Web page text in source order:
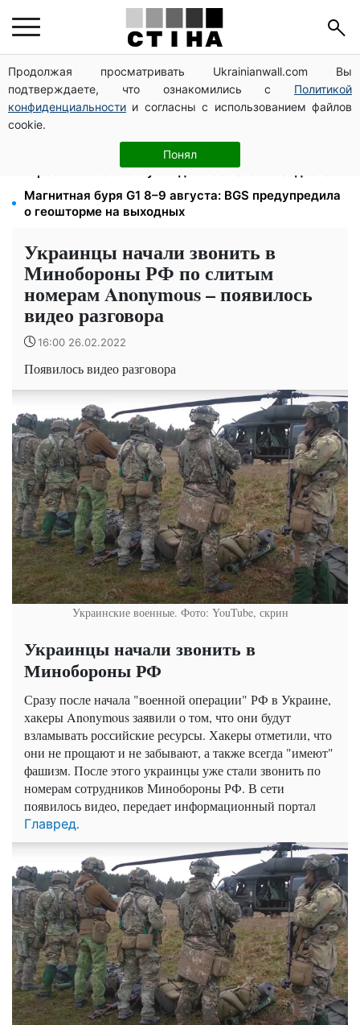
Продолжая просматривать Ukrainianwall.com Вы
подтверждаете, что ознакомились с Политикой
конфиденциальности и согласны с использованием файлов
cookie.
Понял
До +37°C на юге и грозы с градом в 9 областях:
прогноз погоды на выходные от Птухи
Пенсия по инвалидности III группы с сентября: от
2595 до 10 625 грн — кто сколько получит
Затмение 12 августа: астролог Базиленко дала
гороскоп на 3–9 августа для всех знаков зодиака
Магнитная буря G1 8–9 августа: BGS предупредила
о геошторме на выходных
Украинцы начали звонить в
Минобороны РФ по слитым
номерам Anonymous – появилось
видео разговора
16:00 26.02.2022
Появилось видео разговора
Украинские военные. Фото: YouTube, скрин
Украинцы начали звонить в
Минобороны РФ
Сразу после начала "военной операции" РФ в Украине,
хакеры Anonymous заявили о том, что они будут
взламывать российские ресурсы. Хакеры отметили, что
они не прощают и не забывают, а также всегда "имеют"
фашизм. После этого украинцы уже стали звонить по
номерам сотрудников Минобороны РФ. В сети
появилось видео, передает информационный портал
Главред.